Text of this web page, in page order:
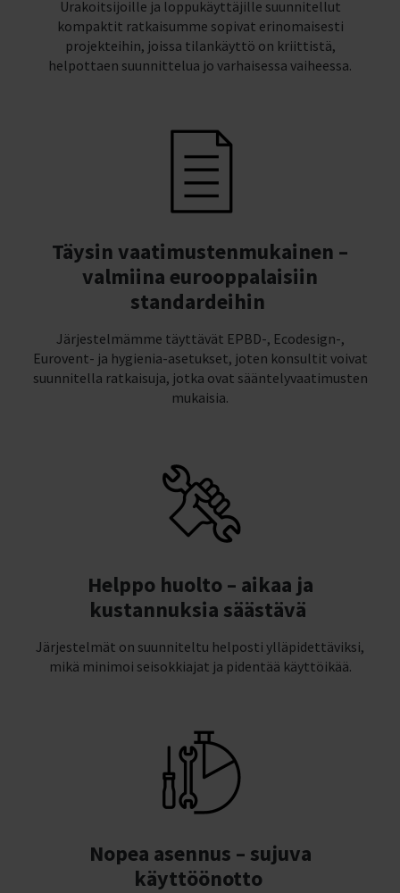
Urakoitsijoille ja loppukäyttäjille suunnitellut
kompaktit ratkaisumme sopivat erinomaisesti
projekteihin, joissa tilankäyttö on kriittistä,
helpottaen suunnittelua jo varhaisessa vaiheessa.
Täysin vaatimustenmukainen –
valmiina eurooppalaisiin
standardeihin
Järjestelmämme täyttävät EPBD-, Ecodesign-,
Eurovent- ja hygienia-asetukset, joten konsultit voivat
suunnitella ratkaisuja, jotka ovat sääntelyvaatimusten
mukaisia.
Helppo huolto – aikaa ja
kustannuksia säästävä
Järjestelmät on suunniteltu helposti ylläpidettäviksi,
mikä minimoi seisokkiajat ja pidentää käyttöikää.
Nopea asennus – sujuva
käyttöönotto